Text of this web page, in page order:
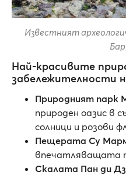
Известният
Най-красивите
забележителности
Природният парк
природен оазис в
солници и розови
Пещерата Су
впечатляващата
Скалата Пан ди